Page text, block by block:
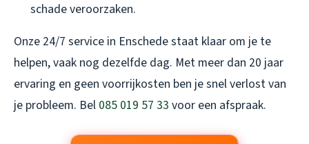
schade veroorzaken.
Onze 24/7 service in Enschede staat klaar om je te
helpen, vaak nog dezelfde dag. Met meer dan 20 jaar
ervaring en geen voorrijkosten ben je snel verlost van
je probleem. Bel 085 019 57 33 voor een afspraak.